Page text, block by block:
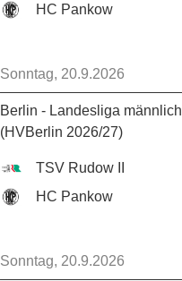
HC Pankow
Sonntag, 20.9.2026
Berlin - Landesliga
(HVBerlin 2026/27)
TSV Rudow II
HC Pankow
Sonntag, 20.9.2026